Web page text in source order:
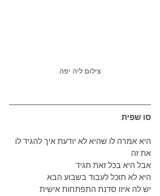
צילום ליה יפה
סו שפית
היא אמרה לו שהיא לא יודעת איך להגיד לו
את זה
אבל היא בכל זאת תגיד
היא לא תוכל לעבוד בשבוע הבא
יש לה איזו סדנת התפתחות אישית